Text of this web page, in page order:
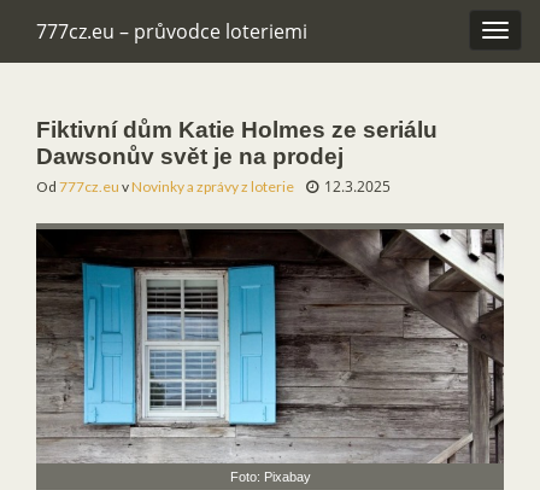
777cz.eu – průvodce loteriemi
Fiktivní dům Katie Holmes ze seriálu
Dawsonův svět je na prodej
Od 777cz.eu vNovinky a zprávy z loterie 12.3.2025
Foto: Pixabay